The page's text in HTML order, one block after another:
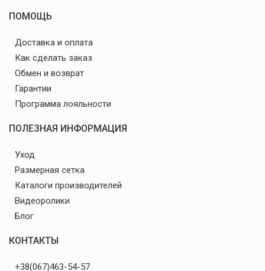
ПОМОЩЬ
Доставка и оплата
Как сделать заказ
Обмен и возврат
Гарантии
Программа лояльности
ПОЛЕЗНАЯ ИНФОРМАЦИЯ
Уход
Размерная сетка
Каталоги производителей
Видеоролики
Блог
КОНТАКТЫ
+38(067)463-54-57